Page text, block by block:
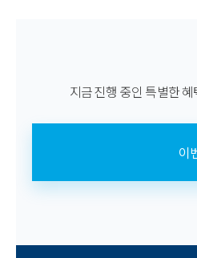
지금 진행 중인 특별한
이